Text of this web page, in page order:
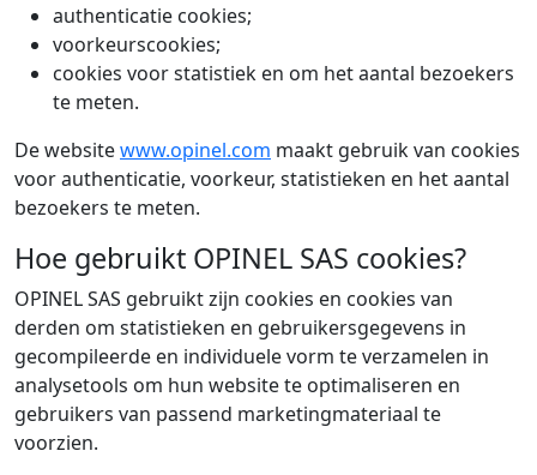
authenticatie cookies;
voorkeurscookies;
cookies voor statistiek en om het aantal bezoekers
te meten.
De websitewww.opinel.com maakt gebruik van cookies
voor authenticatie, voorkeur, statistieken en het aantal
bezoekers te meten.
Hoe gebruikt OPINEL SAS cookies?
OPINEL SAS gebruikt zijn cookies en cookies van
derden om statistieken en gebruikersgegevens in
gecompileerde en individuele vorm te verzamelen in
analysetools om hun website te optimaliseren en
gebruikers van passend marketingmateriaal te
voorzien.